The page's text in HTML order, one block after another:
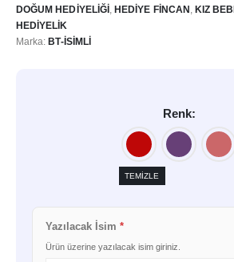
DOĞUM HEDIYELIĞI,HEDIYE FINCAN KIZ
HEDIYELIK
Marka:BT-İSIMLI
Renk
TEMIZLE
Yazılacak İsim *
Ürün üzerine yazılacak isim giriniz.